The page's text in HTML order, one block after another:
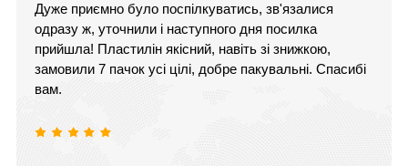
Дуже приємно було поспілкуватись, зв'язалися
одразу ж, уточнили і наступного дня посилка
прийшла! Пластилін якісний, навіть зі знижкою,
замовили 7 пачок усі цілі, добре пакувальні. Спасибі
вам.